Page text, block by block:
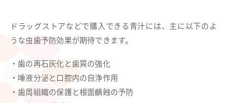
ドラッグストアなどで購入できる青汁には、主に以下のよ
うな虫歯予防効果が期待できます。
・歯の再石灰化と歯質の強化
・唾液分泌と口腔内の自浄作用
・歯周組織の保護と根面齲蝕の予防